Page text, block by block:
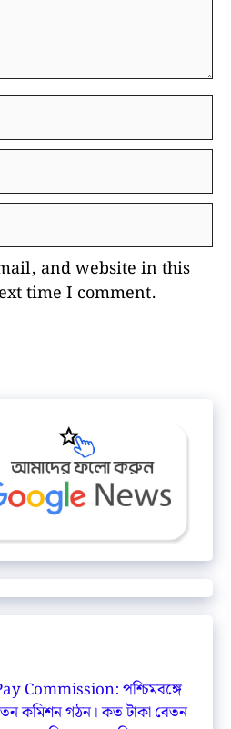
and website in this
time I comment.
Commission: পশ্চিমবঙ্গে
কমিশন গঠন। কত টাকা বেতন